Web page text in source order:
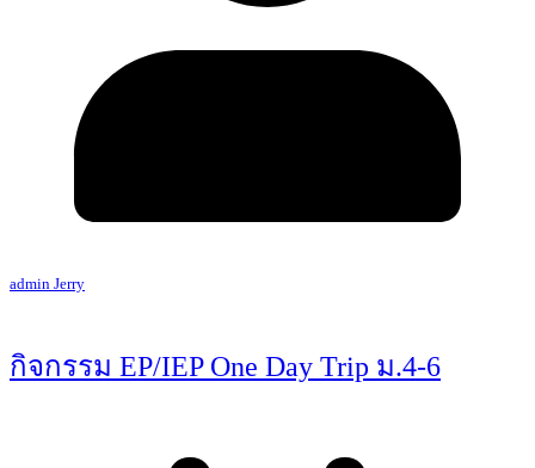
admin Jerry
กิจกรรม EP/IEP One Day Trip ม.4-6